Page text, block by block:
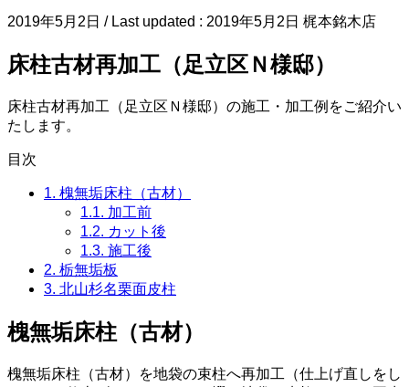
2019年5月2日 / Last updated : 2019年5月2日 梶本銘木店
床柱古材再加工（足立区Ｎ様邸）
床柱古材再加工（足立区Ｎ様邸）の施工・加工例をご紹介い
たします。
目次
1. 槐無垢床柱（古材）
1.1. 加工前
1.2. カット後
1.3. 施工後
2. 栃無垢板
3. 北山杉名栗面皮柱
槐無垢床柱（古材）
槐無垢床柱（古材）を地袋の束柱へ再加工（仕上げ直しをし